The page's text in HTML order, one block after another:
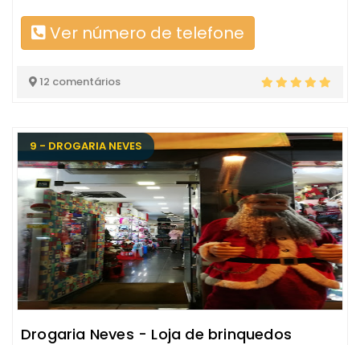
Ver número de telefone
12 comentários
9 - DROGARIA NEVES
Drogaria Neves - Loja de brinquedos